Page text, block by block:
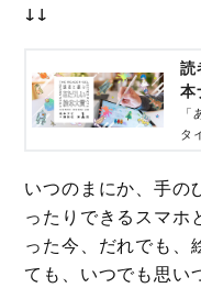
↓↓
読
本
タ
談
いつのまにか、手の
ったりできるスマホ
った今、だれでも、
ても、いつでも思い